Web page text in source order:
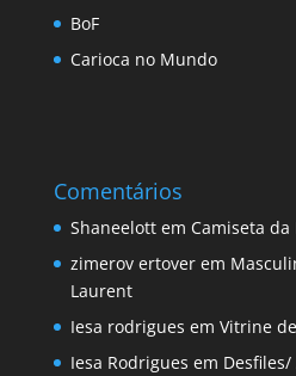
BoF
Carioca no Mundo
Comentários
Shaneelottem Camiseta
zimerov ertoverem
Laurent
Iesa rodrigues em Vitrine
Iesa Rodrigues em